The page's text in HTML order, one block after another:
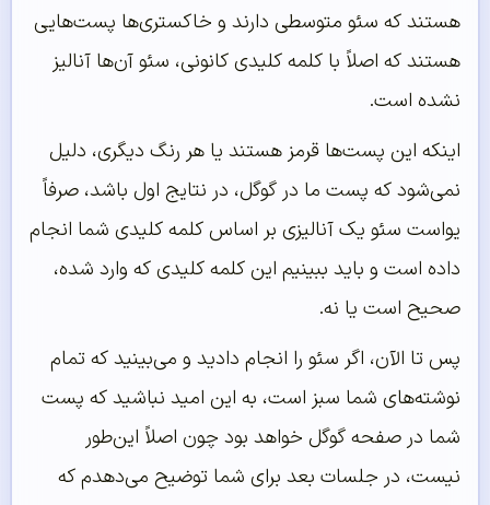
هستند که سئو متوسطی دارند و خاکستری‌ها پست‌هایی
هستند که اصلاً با کلمه کلیدی کانونی، سئو آن‌ها آنالیز
نشده است.
اینکه این پست‌ها قرمز هستند یا هر رنگ دیگری، دلیل
نمی‌شود که پست ما در گوگل، در نتایج اول باشد، صرفاً
یواست سئو یک آنالیزی بر اساس کلمه کلیدی شما انجام
داده است و باید ببینیم این کلمه کلیدی که وارد شده،
صحیح است یا نه.
پس تا الآن، اگر سئو را انجام دادید و می‌بینید که تمام
نوشته‌های شما سبز است، به این امید نباشید که پست
شما در صفحه گوگل خواهد بود چون اصلاً این‌طور
نیست، در جلسات بعد برای شما توضیح می‌دهدم که